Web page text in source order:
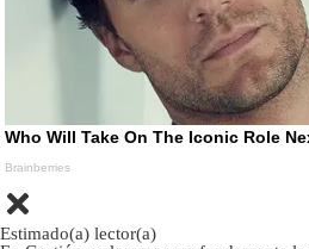
Estimado(a) lector(a)